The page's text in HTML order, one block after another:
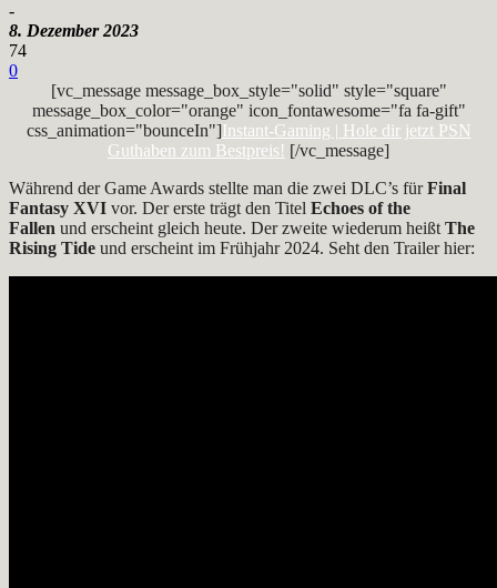
-
8. Dezember 2023
74
0
[vc_message message_box_style="solid" style="square"
message_box_color="orange" icon_fontawesome="fa fa-gift"
css_animation="bounceIn"]Instant-Gaming | Hole dir jetzt PSN
Guthaben zum Bestpreis! [/vc_message]
Während der Game Awards stellte man die zwei DLC’s fürFinal
Fantasy XVI vor. Der erste trägt den Titel Echoes of the
Fallen und erscheint gleich heute. Der zweite wiederum heißt The
Rising Tide und erscheint im Frühjahr 2024. Seht den Trailer hier: